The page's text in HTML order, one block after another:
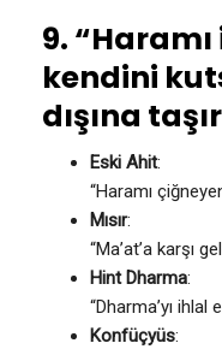
9.
kendini
dışına
Eski Ahit:
“Haramı
Mısır:
“Ma’at’a karşı
Hint Dharma:
“Dharma’yı
Konfüçyüs: